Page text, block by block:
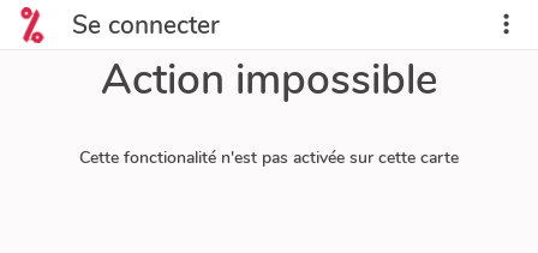
Se connecter
Action impossible
Cette fonctionalité n'est pas activée sur cette carte